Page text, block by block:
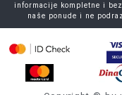
informacije kompletne i
naše ponude i ne